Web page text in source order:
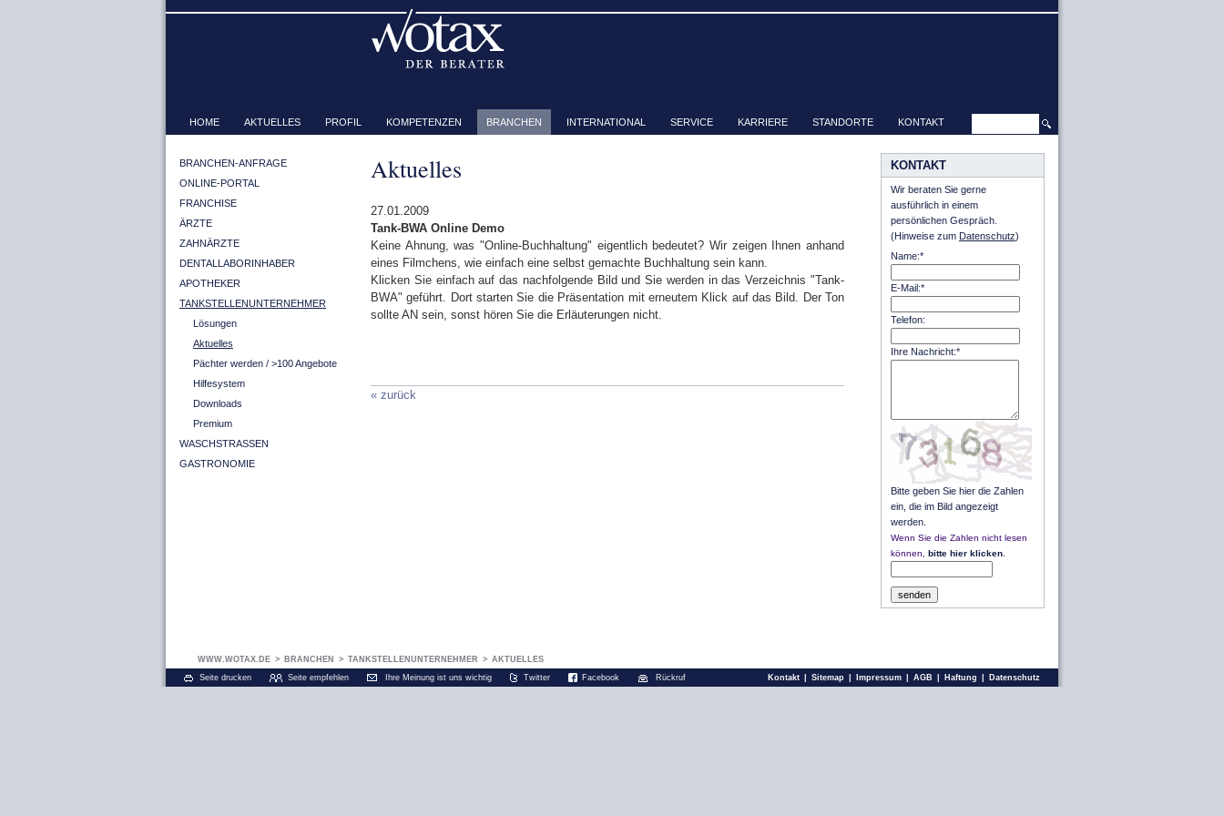
HOME AKTUELLES PROFIL KOMPETENZEN BRANCHEN INTERNATIONAL SERVICE KARRIERE STANDORTE KONTAKT
KONTAKT
Wir beraten Sie gerne
ausführlich in einem
persönlichen Gespräch.
(Hinweise zum Datenschutz)
Name:*
E-Mail:*
Telefon:
Ihre Nachricht:*
Bitte geben Sie hier die Zahlen
ein, die im Bild angezeigt
werden.
Wenn Sie die Zahlen nicht lesen
können, bitte hier klicken
BRANCHEN-ANFRAGE
ONLINE-PORTAL
FRANCHISE
ÄRZTE
ZAHNÄRZTE
DENTALLABORINHABER
APOTHEKER
TANKSTELLENUNTERNEHMER
Lösungen
Aktuelles
Pächter werden / >100 Angebote
Hilfesystem
Downloads
Premium
WASCHSTRASSEN
GASTRONOMIE
Aktuelles
27.01.2009
Tank-BWA Online Demo
Keine Ahnung, was "Online-Buchhaltung" eigentlich bedeutet? Wir zeigen Ihnen anhand
eines Filmchens, wie einfach eine selbst gemachte Buchhaltung sein kann.
Klicken Sie einfach auf das nachfolgende Bild und Sie werden in das Verzeichnis "Tank-
BWA" geführt. Dort starten Sie die Präsentation mit erneutem Klick auf das Bild. Der Ton
sollte AN sein, sonst hören Sie die Erläuterungen nicht.
« zurück
WWW.WOTAX.DE > BRANCHEN > TANKSTELLENUNTERNEHMER > AKTUELLES
Seite drucken
Seite empfehlen Ihre Meinung ist uns wichtig Twitter Facebook Rückruf Kontakt Sitemap Impressum AGB Haftung Datenschutz